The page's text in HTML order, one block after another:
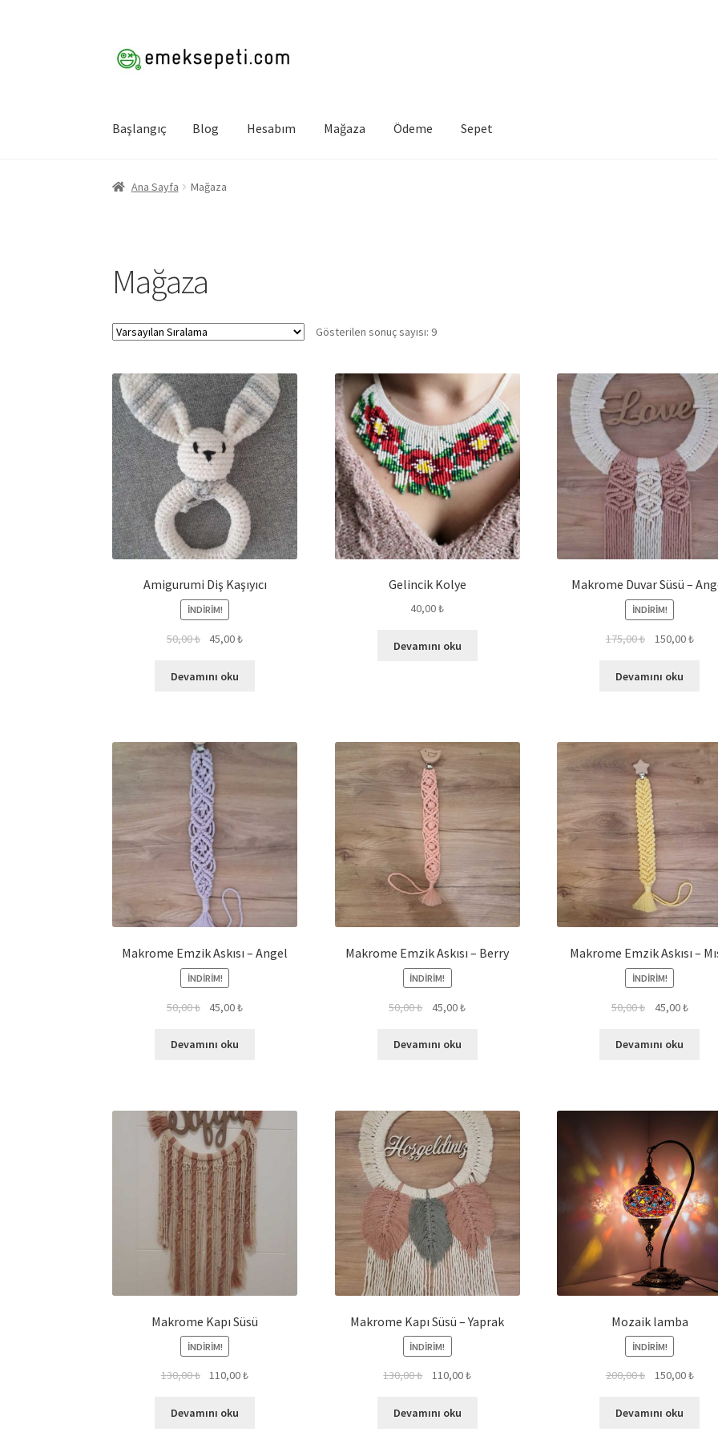
geç
geç
Başlangıç Blog Hesabım Mağaza Ödeme Sepet
Başlangıç Blog Hesabım
Ana Sayfa Mağaza
Mağaza
Gösterilen sonuç sayısı: 9
Amigurumi Diş Kaşıyıcı
İNDIRIM!
50,00₺ 45,00₺
Devamını oku
Gelincik Kolye
40,00₺
Devamını oku
Makrome Duvar Süsü –
İNDIRIM!
175,00₺ 150,00₺
Devamını oku
Makrome Emzik Askısı – Angel
İNDIRIM!
50,00₺ 45,00₺
Devamını oku
Makrome Emzik Askısı – Berry
İNDIRIM!
50,00₺ 45,00₺
Devamını oku
Makrome Emzik Askısı –
İNDIRIM!
50,00₺ 45,00₺
Devamını oku
Makrome Kapı Süsü
İNDIRIM!
130,00₺ 110,00₺
Devamını oku
Makrome Kapı Süsü – Yaprak
İNDIRIM!
130,00₺ 110,00₺
Devamını oku
Mozaik lamba
İNDIRIM!
200,00₺ 150,00₺
Devamını oku